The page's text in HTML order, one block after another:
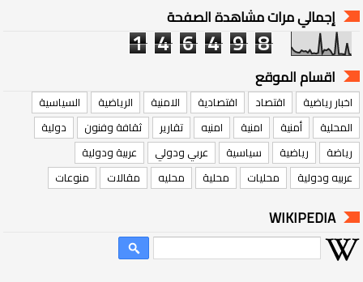
إجمالي مرات مشاهدة الصفحة
1 4 6 4 9 8
اقسام الموقع
اخبار رياضية اقتصاد اقتصادية الامنية الرياضية
السياسية
المحلية
أمنية امنية امنيه تقارير ثقافة وفنون
دولية
رياضة
رياضية سياسية عربي ودولي
عربية ودولية
عربيه ودولية
محليات محلية محليه مقالات منوعات
WIKIPEDIA